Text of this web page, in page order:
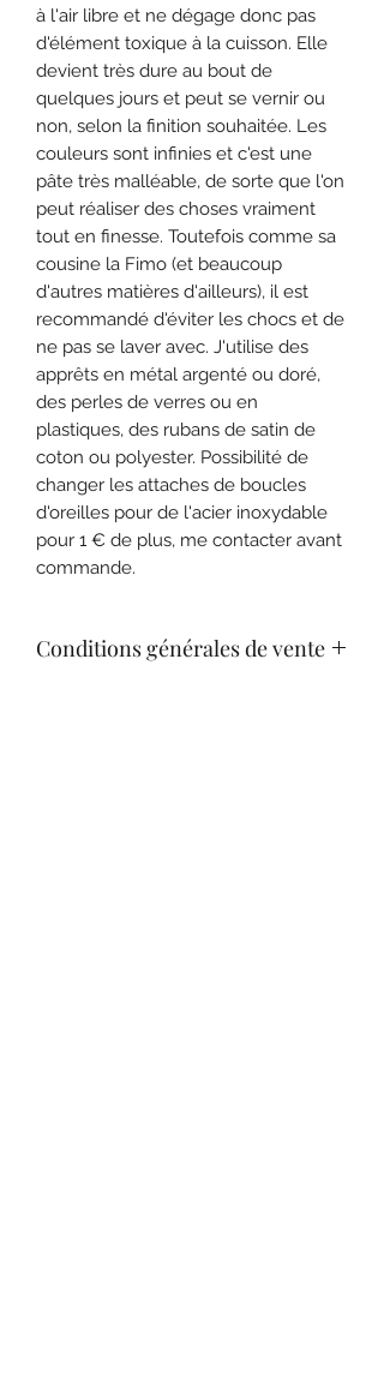
à l'air libre et ne dégage donc pas
d'élément toxique à la cuisson. Elle
devient très dure au bout de
quelques jours et peut se vernir ou
non, selon la finition souhaitée. Les
couleurs sont infinies et c'est une
pâte très malléable, de sorte que l'on
peut réaliser des choses vraiment
tout en finesse. Toutefois comme sa
cousine la Fimo (et beaucoup
d'autres matières d'ailleurs), il est
recommandé d'éviter les chocs et de
ne pas se laver avec. J'utilise des
apprêts en métal argenté ou doré,
des perles de verres ou en
plastiques, des rubans de satin de
coton ou polyester. Possibilité de
changer les attaches de boucles
d'oreilles pour de l'acier inoxydable
pour 1 € de plus, me contacter avant
commande.
Conditions générales de vente